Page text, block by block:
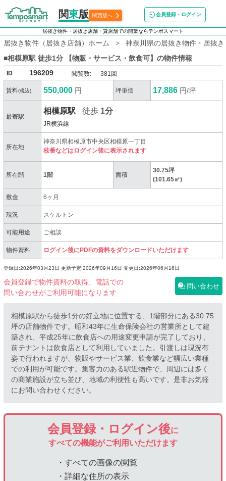
関東版 関西版へ 会員登録・ログイン
居抜き物件・居抜き店舗・貸店舗での開業ならテンポスマート
居抜き物件（居抜き店舗）ホーム
神奈川県の居抜き物件・居抜
■相模原駅 徒歩1分 【物販・サービス・飲食可】 の物件情報
ID 196209 閲覧数: 381回
賃料(税込) 550,000 円 坪単価 17,886 円/坪
最寄駅
相模原駅 徒歩 1分
JR横浜線
所在地
神奈川県相模原市中央区相模原一丁目
枝番などはログイン後に表示されます
所在階 1階 面積
30.75坪
(101.65㎡)
敷金 6ヶ月
現況 スケルトン
可能用途 ご相談
物件資料 ログイン後にPDFの資料をダウンロードいただけます
登録日:2026年03月23日 更新予定:2026年09月16日 変更日:2026年06月16日
会員登録で物件資料の取得、電話での
問い合わせがご利用可能になります
問い合わせ
相模原駅から徒歩1分の好立地に位置する、1階部分にある30.75
坪の店舗物件です。昭和43年に生命保険会社の営業所として建
築され、平成25年に飲食店への用途変更申請が完了しており、
前テナントは飲食店として利用していました。引渡しは現況有
姿で行われますが、物販やサービス業、飲食業など幅広い業種
での利用が可能です。集客力のある駅近物件で、周辺には多く
の商業施設が立ち並び、地域の利便性も高いです。是非お気軽
にお問い合わせください。
会員登録・ログイン後に
すべての機能がご利用いただけます
・すべての画像の閲覧
・詳細な住所の表示